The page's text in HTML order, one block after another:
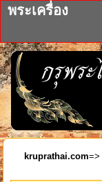
พระเครื่อง
kruprathai.com=>